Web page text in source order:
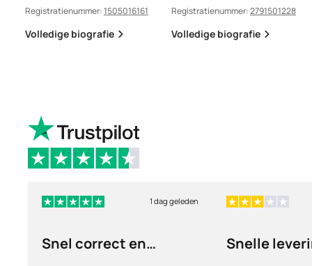
Registratienummer:1505016161
Volledige biografie
Registratienummer:2791501228
Volledige biografie
1 dag geleden
Snel correct en
Snelle